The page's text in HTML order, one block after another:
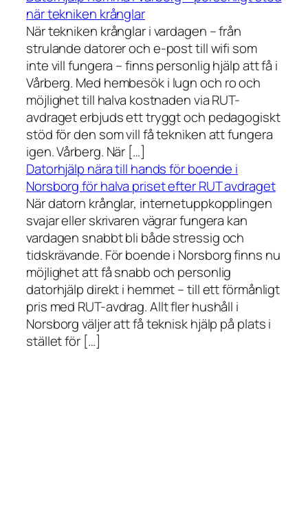
när tekniken krånglar
När tekniken krånglar i vardagen – från
strulande datorer och e-post till wifi som
inte vill fungera – finns personlig hjälp att få i
Vårberg. Med hembesök i lugn och ro och
möjlighet till halva kostnaden via RUT-
avdraget erbjuds ett tryggt och pedagogiskt
stöd för den som vill få tekniken att fungera
igen. Vårberg. När […]
Datorhjälp nära till hands för boende i
Norsborg för halva priset efter RUT avdraget
När datorn krånglar, internetuppkopplingen
svajar eller skrivaren vägrar fungera kan
vardagen snabbt bli både stressig och
tidskrävande. För boende i Norsborg finns nu
möjlighet att få snabb och personlig
datorhjälp direkt i hemmet – till ett förmånligt
pris med RUT-avdrag. Allt fler hushåll i
Norsborg väljer att få teknisk hjälp på plats i
stället för […]